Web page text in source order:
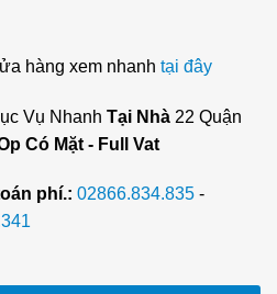
hàng xem nhanh tại đây
Vụ Nhanh Tại Nhà22 Quận
Có Mặt - Full Vat
phí.: 02866.834.835 -